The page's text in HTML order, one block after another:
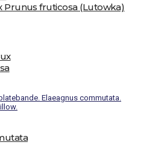
Prunus fruticosa (Lutowka)